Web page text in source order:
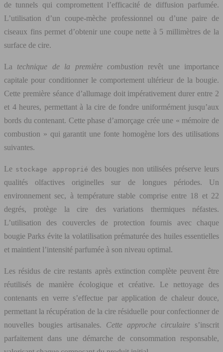
de tunnels qui compromettent l’efficacité de diffusion parfumée.
L’utilisation d’un coupe-mèche professionnel ou d’une paire de
ciseaux fins permet d’obtenir une coupe nette à 5 millimètres de la
surface de cire.
La technique de la première combustion revêt une importance
capitale pour conditionner le comportement ultérieur de la bougie.
Cette première séance d’allumage doit impérativement durer entre 2
et 4 heures, permettant à la cire de fondre uniformément jusqu’aux
bords du contenant. Cette phase d’amorçage crée une « mémoire de
combustion » qui garantit une fonte homogène lors des utilisations
suivantes.
Le stockage approprié des bougies non utilisées préserve leurs
qualités olfactives originelles sur de longues périodes. Un
environnement sec, à température stable comprise entre 18 et 22
degrés, protège la cire des variations thermiques néfastes.
L’utilisation des couvercles de protection fournis avec chaque
bougie Parks évite la volatilisation prématurée des huiles essentielles
et maintient l’intensité parfumée à son niveau optimal.
Les résidus de cire restants après extinction complète peuvent être
réutilisés de manière écologique et créative. Le nettoyage des
contenants en verre s’effectue par application de chaleur douce,
permettant la récupération de la cire résiduelle pour confectionner de
nouvelles bougies artisanales. Cette approche circulaire s’inscrit
parfaitement dans une démarche de consommation responsable,